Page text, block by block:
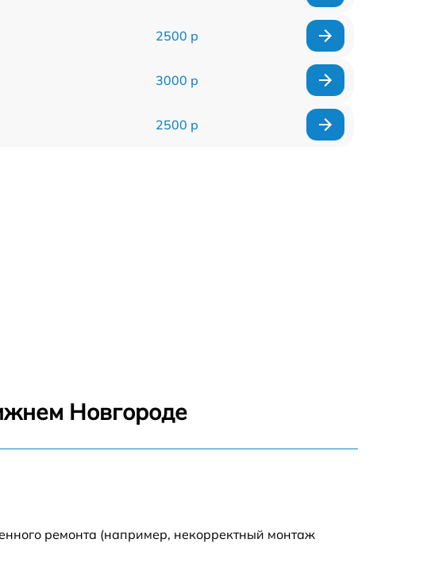
2500 р
3000 р
2500 р
Новгороде
ремонта (например, некорректный монтаж